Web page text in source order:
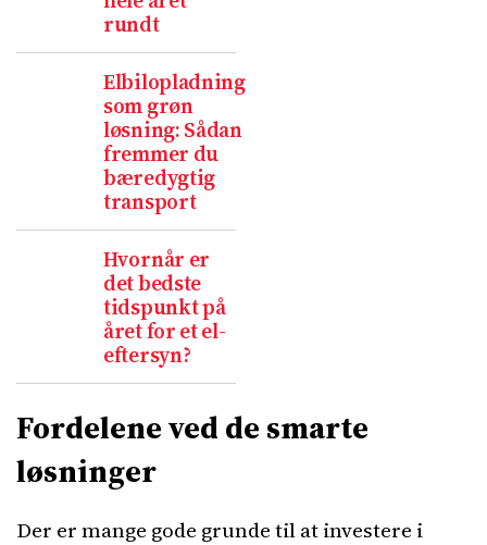
rundt
Elbilopladning
som grøn
løsning: Sådan
fremmer du
bæredygtig
transport
Hvornår er
det bedste
tidspunkt på
året for et el-
eftersyn?
Fordelene ved de smarte
løsninger
Der er mange gode grunde til at investere i